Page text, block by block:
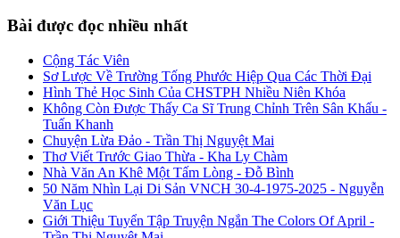
Bài được đọc nhiều nhất
Cộng Tác Viên
Sơ Lược Về Trường Tống Phước Hiệp Qua Các Thời Đại
Hình Thẻ Học Sinh Của CHSTPH Nhiều Niên Khóa
Không Còn Được Thấy Ca Sĩ Trung Chỉnh Trên Sân Khấu -
Tuấn Khanh
Chuyện Lừa Đảo - Trần Thị Nguyệt Mai
Thơ Viết Trước Giao Thừa - Kha Ly Chàm
Nhà Văn An Khê Một Tấm Lòng - Đỗ Bình
50 Năm Nhìn Lại Di Sản VNCH 30-4-1975-2025 - Nguyễn
Văn Lục
Giới Thiệu Tuyển Tập Truyện Ngắn The Colors Of April -